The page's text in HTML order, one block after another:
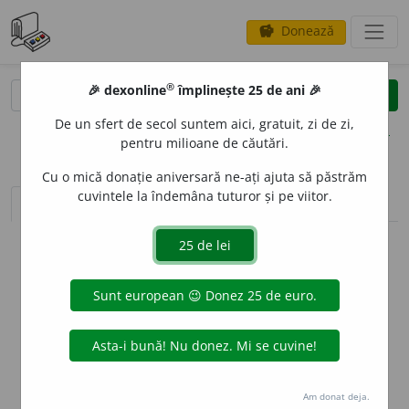
savings Donează
clear
opțiuni
sinteza definițiilor (1) definiții (9) declinări
info
Aceste definiții sunt compilate de
echipa dexonline. Definițiile
originale se află pe filadefiniții.
preferințe
🎉 dexonline® împlinește 25 de ani 🎉
De un sfert de secol suntem aici, gratuit, zi de zi,
pentru milioane de căutări.
Cu o mică donație aniversară ne-ați ajuta să păstrăm
cuvintele la îndemâna tuturor și pe viitor.
Am donat deja.